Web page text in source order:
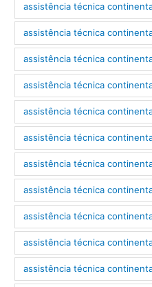
assistência técnica
assistência técnica
assistência técnica
assistência técnica
assistência técnica
assistência técnica
assistência técnica
assistência técnica
assistência técnica
assistência técnica
assistência técnica